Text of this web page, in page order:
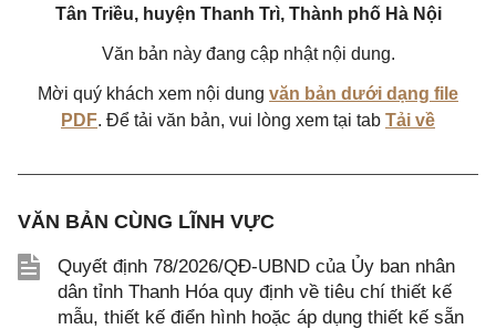
Tân Triều, huyện Thanh Trì, Thành phố Hà Nội
Văn bản này đang cập nhật nội dung.
Mời quý khách xem nội dung văn bản dưới dạng file
PDF. Để tải văn bản, vui lòng xem tại tab Tải về
VĂN BẢN CÙNG LĨNH VỰC
Quyết định 78/2026/QĐ-UBND của Ủy ban nhân
dân tỉnh Thanh Hóa quy định về tiêu chí thiết kế
mẫu, thiết kế điển hình hoặc áp dụng thiết kế sẵn